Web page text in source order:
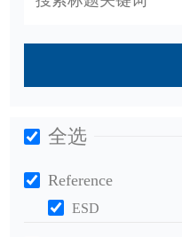
全选
Reference
ESD